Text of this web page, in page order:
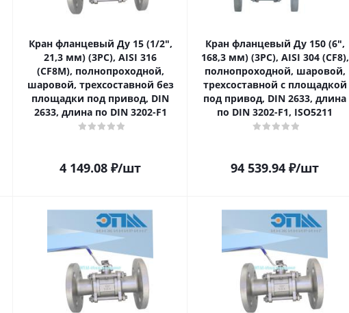
Кран фланцевый Ду 15 (1/2ʺ,
21,3 мм) (3PC), AISI 316
(CF8M), полнопроходной,
шаровой, трехсоставной без
площадки под привод, DIN
2633, длина по DIN 3202-F1
4 149.08 ₽/шт
Кран фланцевый Ду 150 (6ʺ,
168,3 мм) (3PC), AISI 304 (CF8),
полнопроходной, шаровой,
трехсоставной с площадкой
под привод, DIN 2633, длина
по DIN 3202-F1, ISO5211
94 539.94 ₽/шт